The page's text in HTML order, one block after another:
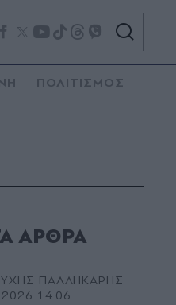
ΠΟΛΙΤΙΣΜΟΣ
ΆΡΘΡΑ
ΠΑΛΛΗΚΑΡΗΣ
14:06